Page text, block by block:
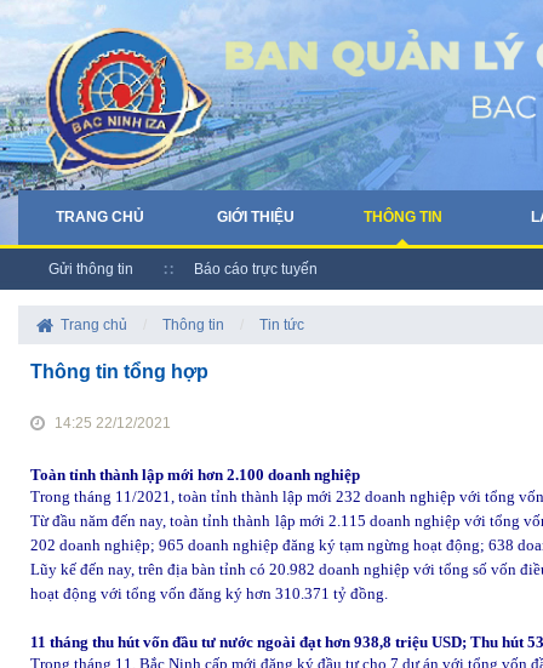
TRANG CHỦ GIỚI THIỆU THÔNG TIN
Gửi thông tin Báo cáo trực tuyến
Trang chủ Thông tin Tin tức
Thông tin tổng hợp
14:25 22/12/2021
Toàn tỉnh thành lập mới hơn 2.100 doanh nghiệp
Trong tháng 11/2021, toàn tỉnh thành lập mới 232 doanh nghiệp với tổng
Từ đầu năm đến nay, toàn tỉnh thành lập mới 2.115 doanh nghiệp với tổng
202 doanh nghiệp; 965 doanh nghiệp đăng ký tạm ngừng hoạt động; 638
Lũy kế đến nay, trên địa bàn tỉnh có 20.982 doanh nghiệp với tổng số vốn
hoạt động với tổng vốn đăng ký hơn 310.371 tỷ đồng.
11 tháng thu hút vốn đầu tư nước ngoài đạt hơn 938,8 triệu USD; Thu hút
Trong tháng 11, Bắc Ninh cấp mới đăng ký đầu tư cho 7 dự án với tổng vốn